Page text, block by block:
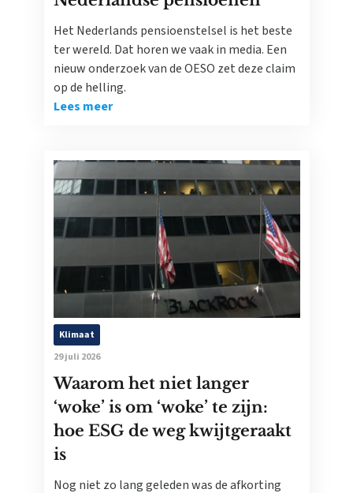
Het Nederlands pensioenstelsel is het beste
ter wereld. Dat horen we vaak in media. Een
nieuw onderzoek van de OESO zet deze claim
op de helling.
Lees meer
Klimaat
29 juli 2026
Waarom het niet langer
‘woke’ is om ‘woke’ te zijn:
hoe ESG de weg kwijtgeraakt
is
Nog niet zo lang geleden was de afkorting